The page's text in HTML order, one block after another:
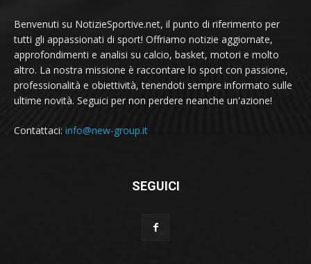
Benvenuti su NotizieSportive.net, il punto di riferimento per
tutti gli appassionati di sport! Offriamo notizie aggiornate,
approfondimenti e analisi su calcio, basket, motori e molto
altro. La nostra missione è raccontare lo sport con passione,
professionalità e obiettività, tenendoti sempre informato sulle
ultime novità. Seguici per non perdere neanche un'azione!
Contattaci: info@new-group.it
SEGUICI